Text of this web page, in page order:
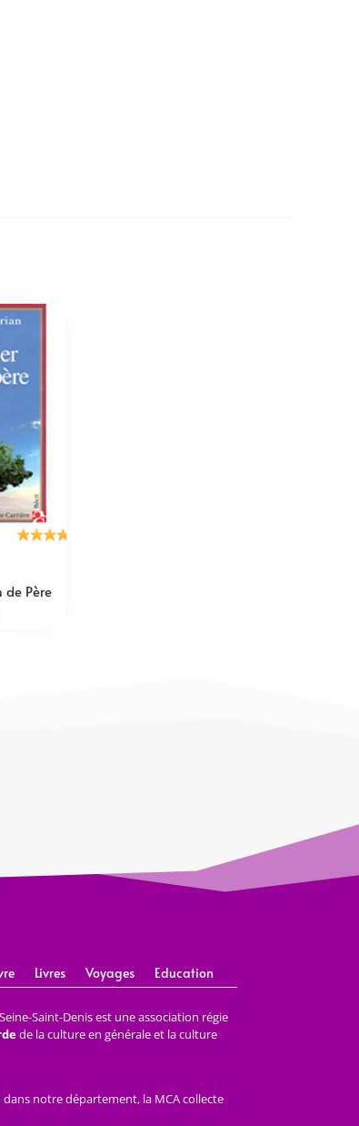
de Père
Livres Voyages Education
Saint-Denis est une association régie
de la culture en générale et la culture
dans notre département, la MCA collecte